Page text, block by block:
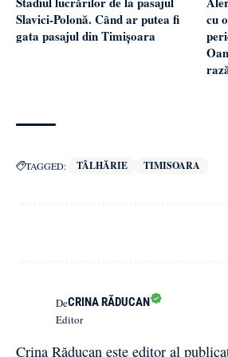
Slavici-Polonă. Când ar putea fi
gata pasajul din Timișoara
cu
TAGGED: TÂLHĂRIE TIMISOARA
DeCRINA RĂDUCAN
Editor
Crina Răducan este editor al